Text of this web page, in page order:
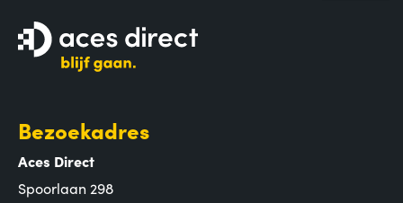
Bezoekadres
Aces Direct
Spoorlaan 298